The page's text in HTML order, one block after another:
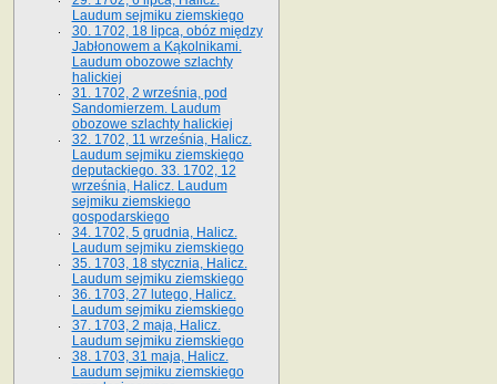
Laudum sejmiku ziemskiego
30. 1702, 18 lipca, obóz między
Jabłonowem a Kąkolnikami.
Laudum obozowe szlachty
halickiej
31. 1702, 2 września, pod
Sandomierzem. Laudum
obozowe szlachty halickiej
32. 1702, 11 września, Halicz.
Laudum sejmiku ziemskiego
deputackiego. 33. 1702, 12
września, Halicz. Laudum
sejmiku ziemskiego
gospodarskiego
34. 1702, 5 grudnia, Halicz.
Laudum sejmiku ziemskiego
35. 1703, 18 stycznia, Halicz.
Laudum sejmiku ziemskiego
36. 1703, 27 lutego, Halicz.
Laudum sejmiku ziemskiego
37. 1703, 2 maja, Halicz.
Laudum sejmiku ziemskiego
38. 1703, 31 maja, Halicz.
Laudum sejmiku ziemskiego